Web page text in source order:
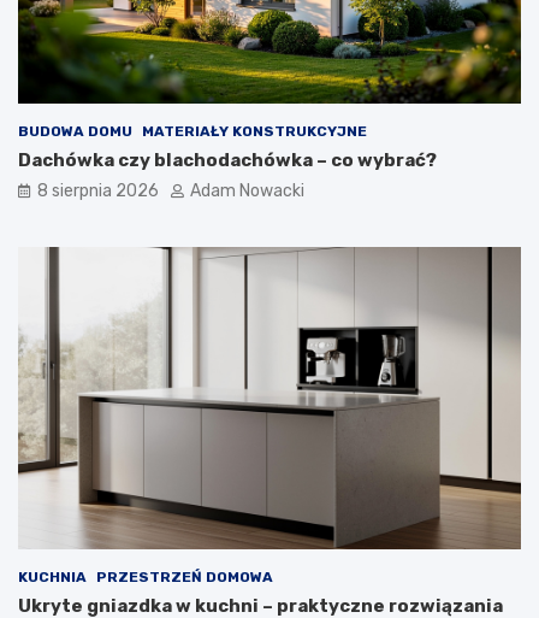
BUDOWA DOMU MATERIAŁY KONSTRUKCYJNE
Dachówka czy blachodachówka – co wybrać?
8 sierpnia 2026 Adam Nowacki
KUCHNIA PRZESTRZEŃ DOMOWA
Ukryte gniazdka w kuchni – praktyczne rozwiązania